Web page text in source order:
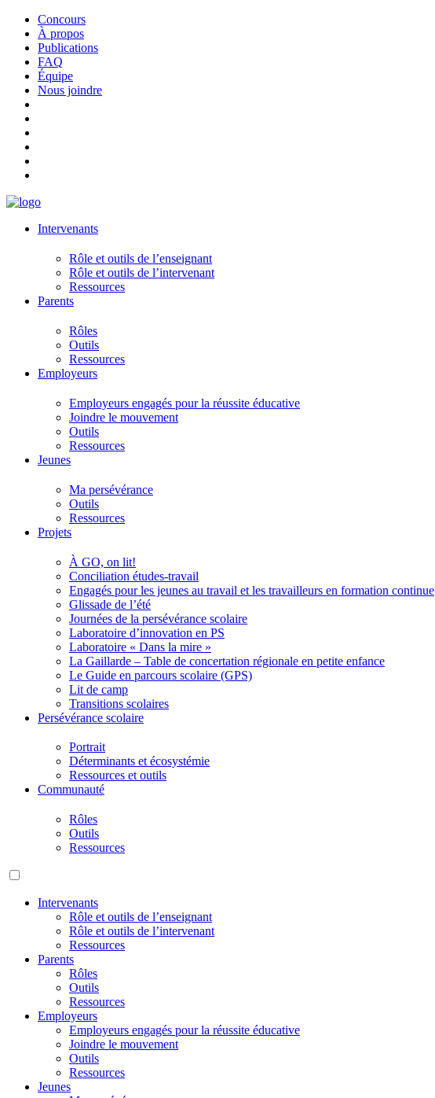
Concours
À propos
Publications
FAQ
Équipe
Nous joindre
Intervenants
Rôle et outils de l’enseignant
Rôle et outils de l’intervenant
Ressources
Parents
Rôles
Outils
Ressources
Employeurs
Employeurs engagés pour la réussite éducative
Joindre le mouvement
Outils
Ressources
Jeunes
Ma persévérance
Outils
Ressources
Projets
À GO, on lit!
Conciliation études-travail
Engagés pour les jeunes au travail et les travailleurs en formation continue
Glissade de l’été
Journées de la persévérance scolaire
Laboratoire d’innovation en PS
Laboratoire « Dans la mire »
La Gaillarde – Table de concertation régionale en petite enfance
Le Guide en parcours scolaire (GPS)
Lit de camp
Transitions scolaires
Persévérance scolaire
Portrait
Déterminants et écosystémie
Ressources et outils
Communauté
Rôles
Outils
Ressources
Intervenants
Rôle et outils de l’enseignant
Rôle et outils de l’intervenant
Ressources
Parents
Rôles
Outils
Ressources
Employeurs
Employeurs engagés pour la réussite éducative
Joindre le mouvement
Outils
Ressources
Jeunes